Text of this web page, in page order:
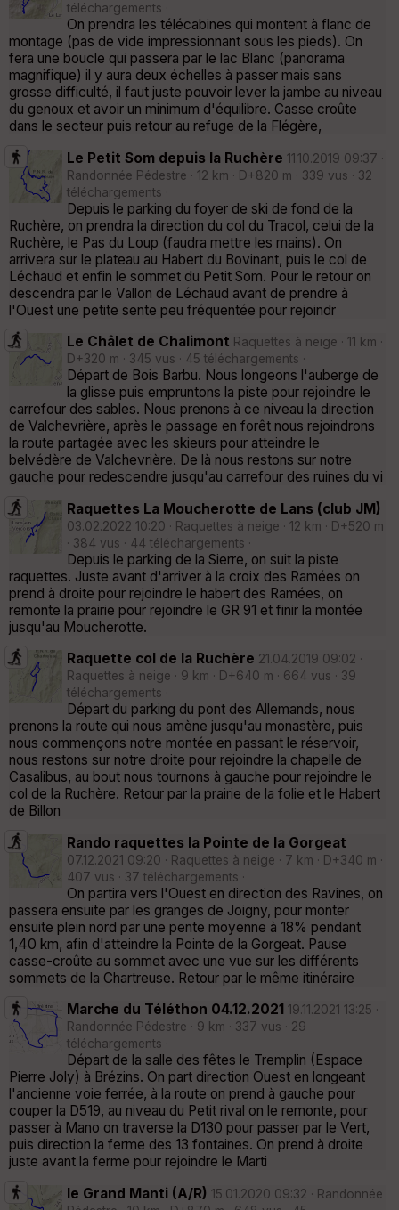
téléchargements ·
On prendra les télécabines qui montent à flanc de
montage (pas de vide impressionnant sous les pieds). On
fera une boucle qui passera par le lac Blanc (panorama
magnifique) il y aura deux échelles à passer mais sans
grosse difficulté, il faut juste pouvoir lever la jambe au niveau
du genoux et avoir un minimum d'équilibre. Casse croûte
dans le secteur puis retour au refuge de la Flégère,
Le Petit Som depuis la Ruchère 11.10.2019 09:37 ·
Randonnée Pédestre · 12 km · D+820 m · 339 vus · 32
téléchargements ·
Depuis le parking du foyer de ski de fond de la
Ruchère, on prendra la direction du col du Tracol, celui de la
Ruchère, le Pas du Loup (faudra mettre les mains). On
arrivera sur le plateau au Habert du Bovinant, puis le col de
Léchaud et enfin le sommet du Petit Som. Pour le retour on
descendra par le Vallon de Léchaud avant de prendre à
l'Ouest une petite sente peu fréquentée pour rejoindr
Le Châlet de Chalimont Raquettes à neige · 11 km ·
D+320 m · 345 vus · 45 téléchargements ·
Départ de Bois Barbu. Nous longeons l'auberge de
la glisse puis empruntons la piste pour rejoindre le
carrefour des sables. Nous prenons à ce niveau la direction
de Valchevrière, après le passage en forêt nous rejoindrons
la route partagée avec les skieurs pour atteindre le
belvédère de Valchevrière. De là nous restons sur notre
gauche pour redescendre jusqu'au carrefour des ruines du vi
Raquettes La Moucherotte de Lans (club JM)
03.02.2022 10:20 · Raquettes à neige · 12 km · D+520 m
· 384 vus · 44 téléchargements ·
Depuis le parking de la Sierre, on suit la piste
raquettes. Juste avant d'arriver à la croix des Ramées on
prend à droite pour rejoindre le habert des Ramées, on
remonte la prairie pour rejoindre le GR 91 et finir la montée
jusqu'au Moucherotte.
Raquette col de la Ruchère 21.04.2019 09:02 ·
Raquettes à neige · 9 km · D+640 m · 664 vus · 39
téléchargements ·
Départ du parking du pont des Allemands, nous
prenons la route qui nous amène jusqu'au monastère, puis
nous commençons notre montée en passant le réservoir,
nous restons sur notre droite pour rejoindre la chapelle de
Casalibus, au bout nous tournons à gauche pour rejoindre le
col de la Ruchère. Retour par la prairie de la folie et le Habert
de Billon
Rando raquettes la Pointe de la Gorgeat
07.12.2021 09:20 · Raquettes à neige · 7 km · D+340 m ·
407 vus · 37 téléchargements ·
On partira vers l'Ouest en direction des Ravines, on
passera ensuite par les granges de Joigny, pour monter
ensuite plein nord par une pente moyenne à 18% pendant
1,40 km, afin d'atteindre la Pointe de la Gorgeat. Pause
casse-croûte au sommet avec une vue sur les différents
sommets de la Chartreuse. Retour par le même itinéraire
Marche du Téléthon 04.12.2021 19.11.2021 13:25 ·
Randonnée Pédestre · 9 km · 337 vus · 29
téléchargements ·
Départ de la salle des fêtes le Tremplin (Espace
Pierre Joly) à Brézins. On part direction Ouest en longeant
l'ancienne voie ferrée, à la route on prend à gauche pour
couper la D519, au niveau du Petit rival on le remonte, pour
passer à Mano on traverse la D130 pour passer par le Vert,
puis direction la ferme des 13 fontaines. On prend à droite
juste avant la ferme pour rejoindre le Marti
le Grand Manti (A/R) 15.01.2020 09:32 · Randonnée